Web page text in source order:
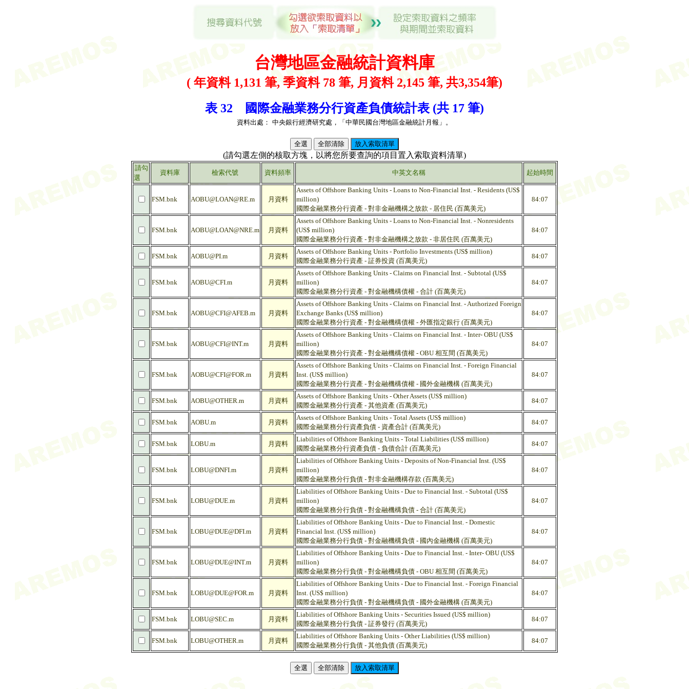
台灣地區金融統計資料庫
( 年資料 1,131 筆, 季資料 78 筆, 月資料 2,145 筆, 共3,354筆)
表 32 國際金融業務分行資產負債統計表 (共 17 筆)
資料出處： 中央銀行經濟研究處，「中華民國台灣地區金融統計月報」。
(請勾選左側的核取方塊，以將您所要查詢的項目置入索取資料清單)
請勾
選
資料庫 檢索代號 資料頻率 中英文名稱 起始時間
FSM.bnk AOBU@LOAN@RE.m 月資料
Assets of Offshore Banking Units - Loans to Non-Financial Inst. - Residents (US$
million)
國際金融業務分行資產 - 對非金融機構之放款 - 居住民 (百萬美元)
84:07
FSM.bnk AOBU@LOAN@NRE.m 月資料
Assets of Offshore Banking Units - Loans to Non-Financial Inst. - Nonresidents
(US$ million)
國際金融業務分行資產 - 對非金融機構之放款 - 非居住民 (百萬美元)
84:07
FSM.bnk AOBU@PI.m 月資料
Assets of Offshore Banking Units - Portfolio Investments (US$ million)
國際金融業務分行資產 - 証券投資 (百萬美元)
84:07
FSM.bnk AOBU@CFI.m 月資料
Assets of Offshore Banking Units - Claims on Financial Inst. - Subtotal (US$
million)
國際金融業務分行資產 - 對金融機構債權 - 合計 (百萬美元)
84:07
FSM.bnk AOBU@CFI@AFEB.m 月資料
Assets of Offshore Banking Units - Claims on Financial Inst. - Authorized Foreign
Exchange Banks (US$ million)
國際金融業務分行資產 - 對金融機構債權 - 外匯指定銀行 (百萬美元)
84:07
FSM.bnk AOBU@CFI@INT.m 月資料
Assets of Offshore Banking Units - Claims on Financial Inst. - Inter- OBU (US$
million)
國際金融業務分行資產 - 對金融機構債權 - OBU 相互間 (百萬美元)
84:07
FSM.bnk AOBU@CFI@FOR.m 月資料
Assets of Offshore Banking Units - Claims on Financial Inst. - Foreign Financial
Inst. (US$ million)
國際金融業務分行資產 - 對金融機構債權 - 國外金融機構 (百萬美元)
84:07
FSM.bnk AOBU@OTHER.m 月資料
Assets of Offshore Banking Units - Other Assets (US$ million)
國際金融業務分行資產 - 其他資產 (百萬美元)
84:07
FSM.bnk AOBU.m 月資料
Assets of Offshore Banking Units - Total Assets (US$ million)
國際金融業務分行資產負債 - 資產合計 (百萬美元)
84:07
FSM.bnk LOBU.m 月資料
Liabilities of Offshore Banking Units - Total Liabilities (US$ million)
國際金融業務分行資產負債 - 負債合計 (百萬美元)
84:07
FSM.bnk LOBU@DNFI.m 月資料
Liabilities of Offshore Banking Units - Deposits of Non-Financial Inst. (US$
million)
國際金融業務分行負債 - 對非金融機構存款 (百萬美元)
84:07
FSM.bnk LOBU@DUE.m 月資料
Liabilities of Offshore Banking Units - Due to Financial Inst. - Subtotal (US$
million)
國際金融業務分行負債 - 對金融機構負債 - 合計 (百萬美元)
84:07
FSM.bnk LOBU@DUE@DFI.m 月資料
Liabilities of Offshore Banking Units - Due to Financial Inst. - Domestic
Financial Inst. (US$ million)
國際金融業務分行負債 - 對金融機構負債 - 國內金融機構 (百萬美元)
84:07
FSM.bnk LOBU@DUE@INT.m 月資料
Liabilities of Offshore Banking Units - Due to Financial Inst. - Inter- OBU (US$
million)
國際金融業務分行負債 - 對金融機構負債 - OBU 相互間 (百萬美元)
84:07
FSM.bnk LOBU@DUE@FOR.m 月資料
Liabilities of Offshore Banking Units - Due to Financial Inst. - Foreign Financial
Inst. (US$ million)
國際金融業務分行負債 - 對金融機構負債 - 國外金融機構 (百萬美元)
84:07
FSM.bnk LOBU@SEC.m 月資料
Liabilities of Offshore Banking Units - Securities Issued (US$ million)
國際金融業務分行負債 - 証券發行 (百萬美元)
84:07
FSM.bnk LOBU@OTHER.m 月資料
Liabilities of Offshore Banking Units - Other Liabilities (US$ million)
國際金融業務分行負債 - 其他負債 (百萬美元)
84:07